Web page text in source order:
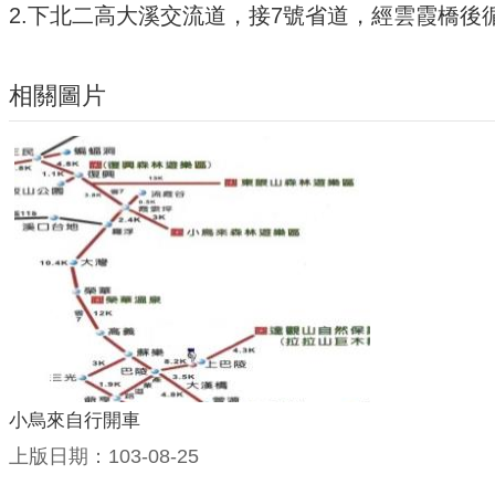
2.下北二高大溪交流道，接7號省道，經雲霞橋後
相關圖片
小烏來自行開車
上版日期：103-08-25